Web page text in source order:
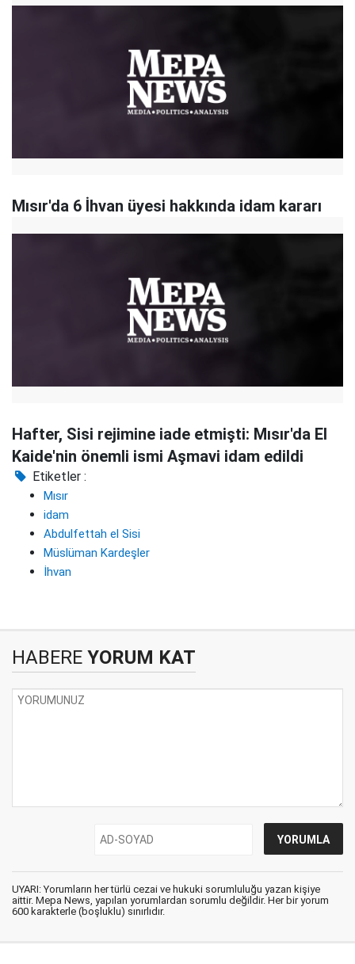
Mısır'da 6 İhvan üyesi hakkında idam kararı
Hafter, Sisi rejimine iade etmişti: Mısır'da El
Kaide'nin önemli ismi Aşmavi idam edildi
Etiketler :
Mısır
idam
Abdulfettah el Sisi
Müslüman Kardeşler
İhvan
HABERE YORUM KAT
UYARI: Yorumların her türlü cezai ve hukuki sorumluluğu yazan kişiye
aittir. Mepa News, yapılan yorumlardan sorumlu değildir. Her bir yorum
600 karakterle (boşluklu) sınırlıdır.